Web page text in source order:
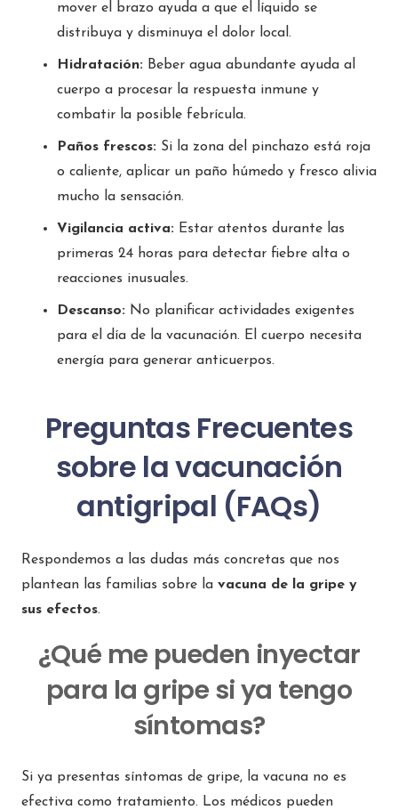
mover el brazo ayuda a que el líquido se
distribuya y disminuya el dolor local.
Hidratación: Beber agua abundante ayuda al
cuerpo a procesar la respuesta inmune y
combatir la posible febrícula.
Paños frescos: Si la zona del pinchazo está roja
o caliente, aplicar un paño húmedo y fresco alivia
mucho la sensación.
Vigilancia activa: Estar atentos durante las
primeras 24 horas para detectar fiebre alta o
reacciones inusuales.
Descanso: No planificar actividades exigentes
para el día de la vacunación. El cuerpo necesita
energía para generar anticuerpos.
Preguntas Frecuentes
sobre la vacunación
antigripal (FAQs)
Respondemos a las dudas más concretas que nos
plantean las familias sobre la vacuna de la gripe y
sus efectos.
¿Qué me pueden inyectar
para la gripe si ya tengo
síntomas?
Si ya presentas síntomas de gripe, la vacuna no es
efectiva como tratamiento. Los médicos pueden